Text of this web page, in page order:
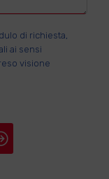
di richiesta,
ai sensi
visione